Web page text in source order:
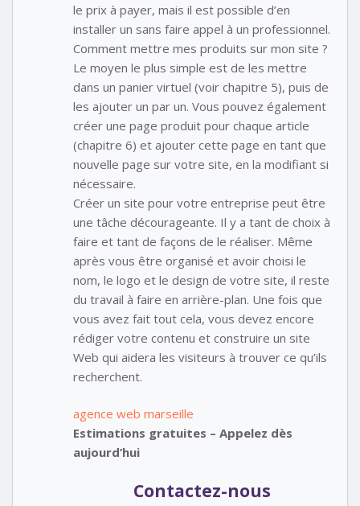
le prix à payer, mais il est possible d’en
installer un sans faire appel à un professionnel.
Comment mettre mes produits sur mon site ?
Le moyen le plus simple est de les mettre
dans un panier virtuel (voir chapitre 5), puis de
les ajouter un par un. Vous pouvez également
créer une page produit pour chaque article
(chapitre 6) et ajouter cette page en tant que
nouvelle page sur votre site, en la modifiant si
nécessaire.
Créer un site pour votre entreprise peut être
une tâche décourageante. Il y a tant de choix à
faire et tant de façons de le réaliser. Même
après vous être organisé et avoir choisi le
nom, le logo et le design de votre site, il reste
du travail à faire en arrière-plan. Une fois que
vous avez fait tout cela, vous devez encore
rédiger votre contenu et construire un site
Web qui aidera les visiteurs à trouver ce qu’ils
recherchent.
agence web marseille
Estimations gratuites – Appelez dès
aujourd’hui
Contactez-nous